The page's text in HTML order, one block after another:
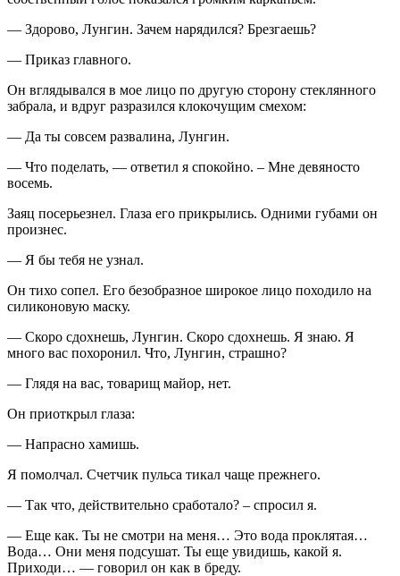
— Здорово, Лунгин. Зачем нарядился? Брезгаешь?
— Приказ главного.
Он вглядывался в мое лицо по другую сторону стеклянного
забрала, и вдруг разразился клокочущим смехом:
— Да ты совсем развалина, Лунгин.
— Что поделать, — ответил я спокойно. – Мне девяносто
восемь.
Заяц посерьезнел. Глаза его прикрылись. Одними губами он
произнес.
— Я бы тебя не узнал.
Он тихо сопел. Его безобразное широкое лицо походило на
силиконовую маску.
— Скоро сдохнешь, Лунгин. Скоро сдохнешь. Я знаю. Я
много вас похоронил. Что, Лунгин, страшно?
— Глядя на вас, товарищ майор, нет.
Он приоткрыл глаза:
— Напрасно хамишь.
Я помолчал. Счетчик пульса тикал чаще прежнего.
— Так что, действительно сработало? – спросил я.
— Еще как. Ты не смотри на меня… Это вода проклятая…
Вода… Они меня подсушат. Ты еще увидишь, какой я.
Приходи… — говорил он как в бреду.